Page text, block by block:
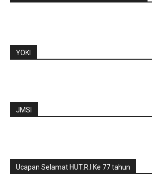
YOKI
JMSI
Ucapan Selamat HUT.R.I Ke 77 tahun